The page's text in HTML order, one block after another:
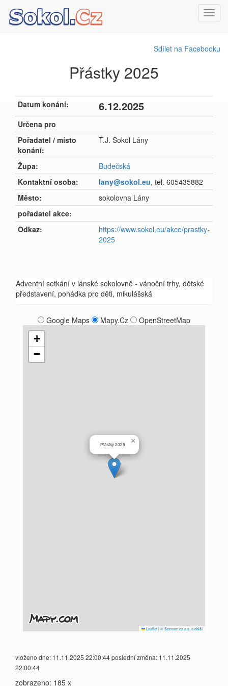
Sdílet na Facebooku
Přástky 2025
Datum konání: 6.12.2025
Určena pro
Pořadatel / místo
konání:
T.J. Sokol Lány
Župa:
Budečská
Kontaktní osoba:
lany@sokol.eu, tel. 605435882
Město:
sokolovna Lány
pořadatel akce:
Odkaz:
https://www.sokol.eu/akce/prastky-
2025
Adventní setkání v lánské sokolovně - vánoční trhy, dětské
představení, pohádka pro děti, mikulášská
Google Maps Mapy.Cz OpenStreetMap
Přástky 2025 ×
+
−
Leaflet|© Seznam.cz a.s. a další
vloženo dne: 11.11.2025 22:00:44 poslední změna: 11.11.2025
22:00:44
zobrazeno: 185 x